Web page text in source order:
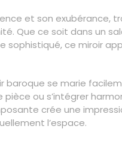
et son exubérance,
Que ce soit dans un
sophistiqué, ce miroir
baroque se marie
ou s’intégrer
crée une
l’espace.